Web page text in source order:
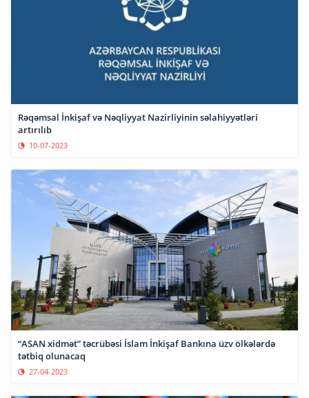
Rəqəmsal İnkişaf və Nəqliyyat Nazirliyinin səlahiyyətləri
artırılıb
10-07-2023
“ASAN xidmət” təcrübəsi İslam İnkişaf Bankına üzv ölkələrdə
tətbiq olunacaq
27-04-2023